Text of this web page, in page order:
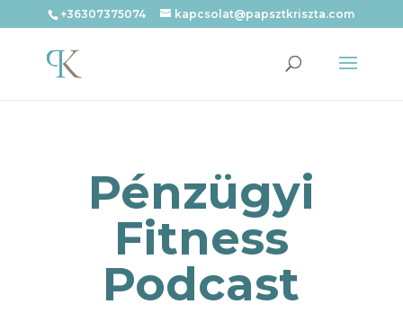
+36307375074 kapcsolat@papsztkriszta.com
Pénzügyi
Fitness
Podcast